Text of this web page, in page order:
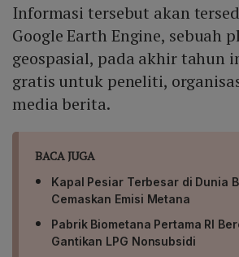
Informasi tersebut akan
Google Earth Engine, sebuah
geospasial, pada akhir tahun
gratis untuk peneliti,
media berita.
BACA JUGA
Kapal Pesiar Terbesar di Dunia
Cemaskan Emisi Metana
Pabrik Biometana Pertama RI
Gantikan LPG Nonsubsidi